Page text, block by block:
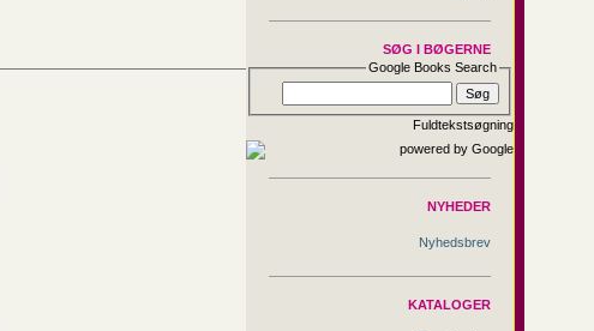
SØG I BØGERNE
Google Books Search
Fuldtekstsøgning
NYHEDER
Nyhedsbrev
KATALOGER